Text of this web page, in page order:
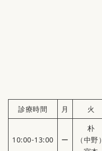
診療時間 月 火
10:00-13:00 ー
朴
（中野）